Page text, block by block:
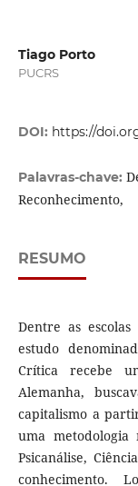
Tiago Porto
PUCRS
DOI: https://
Palavras-chave:
Reconhecimento,
RESUMO
Dentre as
estudo
Crítica recebe
Alemanha,
capitalismo a
uma metodologia
Psicanálise,
conhecimento.